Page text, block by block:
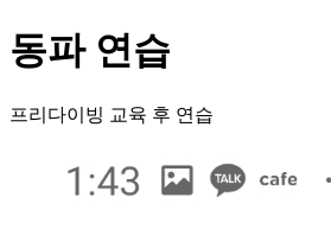
동파 연습
프리다이빙 교육 후 연습